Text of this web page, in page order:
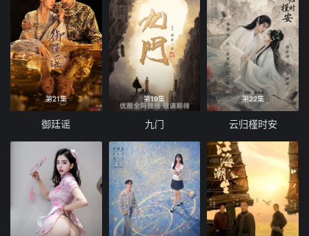
第21集
御廷谣
第19集
九门
第22集
云归槿时安